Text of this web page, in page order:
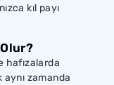
kıl payı
hafızalarda
zamanda